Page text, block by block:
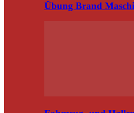
Übung Brand